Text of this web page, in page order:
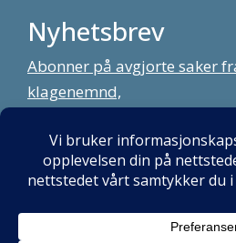
Nyhetsbrev
Abonner på avgjorte saker
klagenemnd,